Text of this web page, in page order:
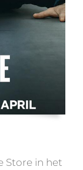
Store in het